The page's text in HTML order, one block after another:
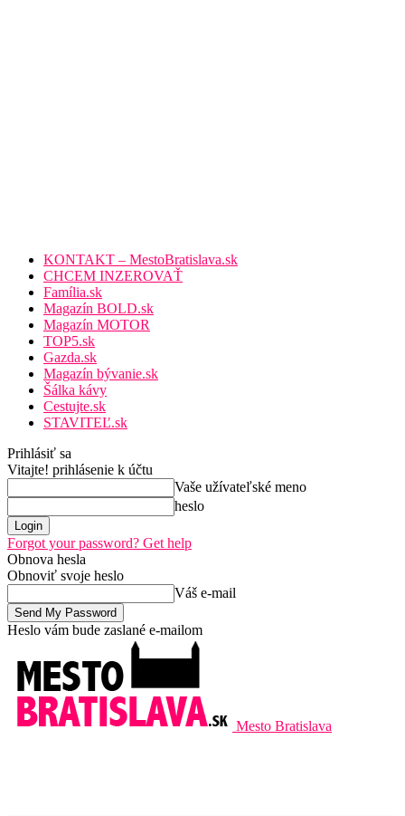
KONTAKT – MestoBratislava.sk
CHCEM INZEROVAŤ
Família.sk
Magazín BOLD.sk
Magazín MOTOR
TOP5.sk
Gazda.sk
Magazín bývanie.sk
Šálka kávy
Cestujte.sk
STAVITEĽ.sk
Prihlásiť sa
Vitajte! prihlásenie k účtu
Vaše užívateľské meno
heslo
Forgot your password? Get help
Obnova hesla
Obnoviť svoje heslo
Váš e-mail
Heslo vám bude zaslané e-mailom
Mesto Bratislava